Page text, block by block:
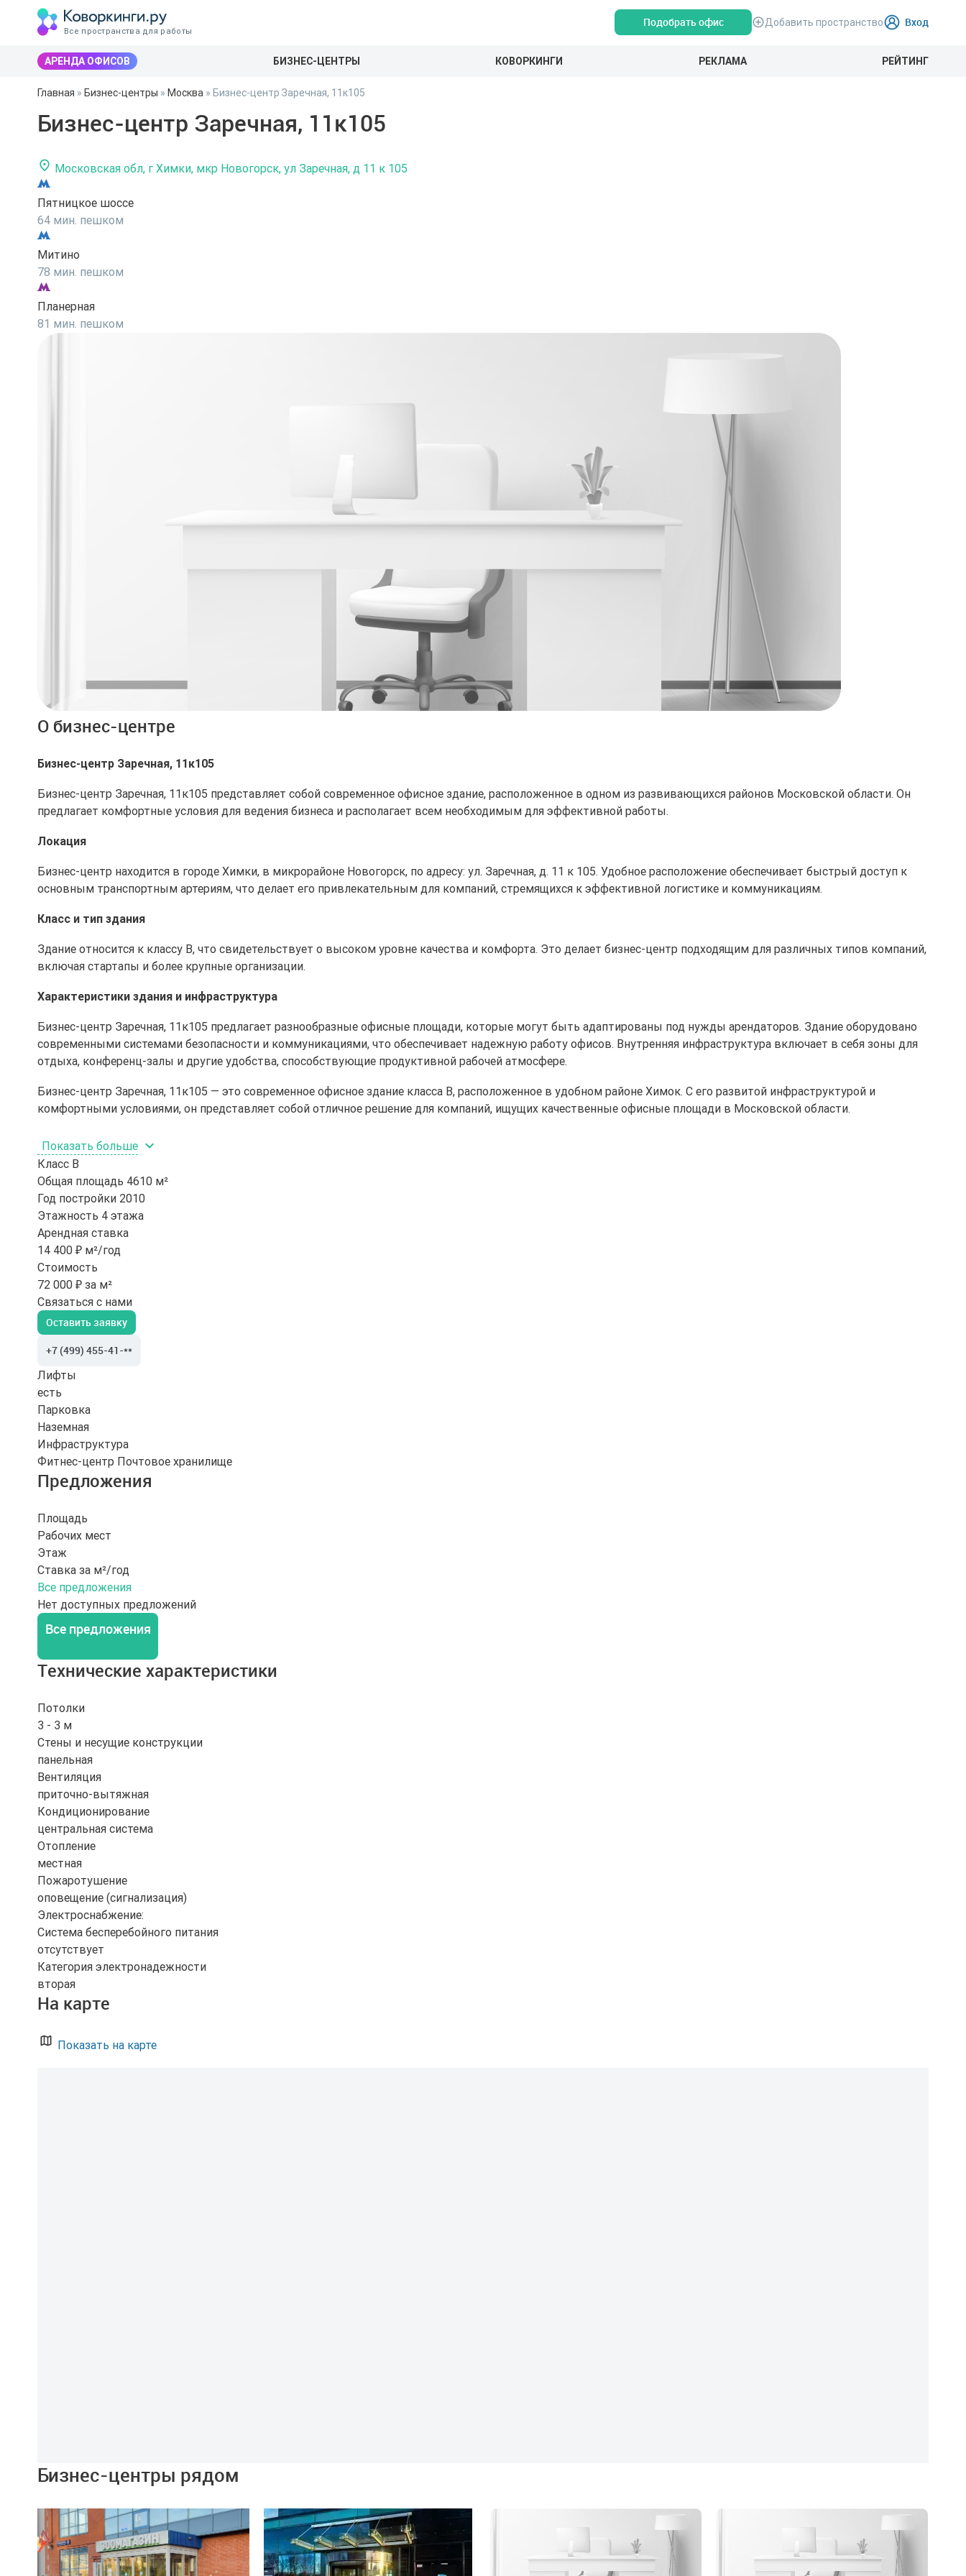
Все пространства для работы
Подобрать офис Добавить пространство Вход
АРЕНДА ОФИСОВ БИЗНЕС-ЦЕНТРЫ КОВОРКИНГИ РЕКЛАМА РЕЙТИНГ
Главная » Бизнес-центры » Москва » Бизнес-центр Заречная, 11к105
Бизнес-центр Заречная, 11к105
Московская обл, г Химки, мкр Новогорск, ул Заречная, д 11 к 105
Пятницкое шоссе
64 мин. пешком
Митино
78 мин. пешком
Планерная
81 мин. пешком
О бизнес-центре
Бизнес-центр Заречная, 11к105
Бизнес-центр Заречная, 11к105 представляет собой современное офисное здание, расположенное в одном из развивающихся районов Московской области. Он
предлагает комфортные условия для ведения бизнеса и располагает всем необходимым для эффективной работы.
Локация
Бизнес-центр находится в городе Химки, в микрорайоне Новогорск, по адресу: ул. Заречная, д. 11 к 105. Удобное расположение обеспечивает быстрый доступ к
основным транспортным артериям, что делает его привлекательным для компаний, стремящихся к эффективной логистике и коммуникациям.
Класс и тип здания
Здание относится к классу B, что свидетельствует о высоком уровне качества и комфорта. Это делает бизнес-центр подходящим для различных типов компаний,
включая стартапы и более крупные организации.
Характеристики здания и инфраструктура
Бизнес-центр Заречная, 11к105 предлагает разнообразные офисные площади, которые могут быть адаптированы под нужды арендаторов. Здание оборудовано
современными системами безопасности и коммуникациями, что обеспечивает надежную работу офисов. Внутренняя инфраструктура включает в себя зоны для
отдыха, конференц-залы и другие удобства, способствующие продуктивной рабочей атмосфере.
Бизнес-центр Заречная, 11к105 — это современное офисное здание класса B, расположенное в удобном районе Химок. С его развитой инфраструктурой и
комфортными условиями, он представляет собой отличное решение для компаний, ищущих качественные офисные площади в Московской области.
Показать больше
Класс B
Общая площадь 4610 м²
Год постройки 2010
Этажность 4 этажа
Арендная ставка
14 400 ₽ м²/год
Стоимость
72 000 ₽ за м²
Связаться с нами
Оставить заявку
+7 (499) 455-41-**
Лифты
есть
Парковка
Наземная
Инфраструктура
Фитнес-центр Почтовое хранилище
Предложения
Площадь
Рабочих мест
Этаж
Ставка за м²/год
Все предложения
Нет доступных предложений
Все предложения
Технические характеристики
Потолки
3 - 3 м
Стены и несущие конструкции
панельная
Вентиляция
приточно-вытяжная
Кондиционирование
центральная система
Отопление
местная
Пожаротушение
оповещение (сигнализация)
Электроснабжение:
Система бесперебойного питания
отсутствует
Категория электронадежности
вторая
На карте
Показать на карте
Бизнес-центры рядом